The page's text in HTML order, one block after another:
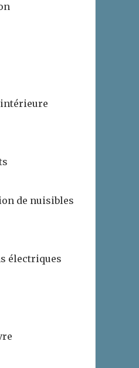
de nuisibles
électriques